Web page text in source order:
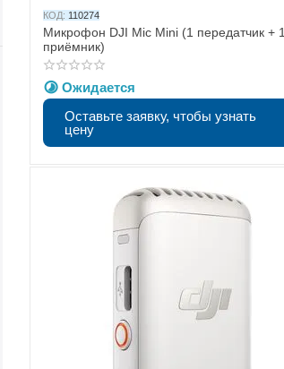
КОД: 110274
Микрофон DJI Mic Mini (1 передатчик + 1
приёмник)
Ожидается
Оставьте заявку, чтобы узнать
цену